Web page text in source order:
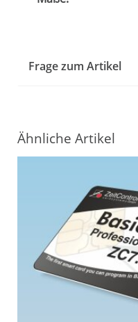
Frage zum Artikel
Ähnliche Artikel